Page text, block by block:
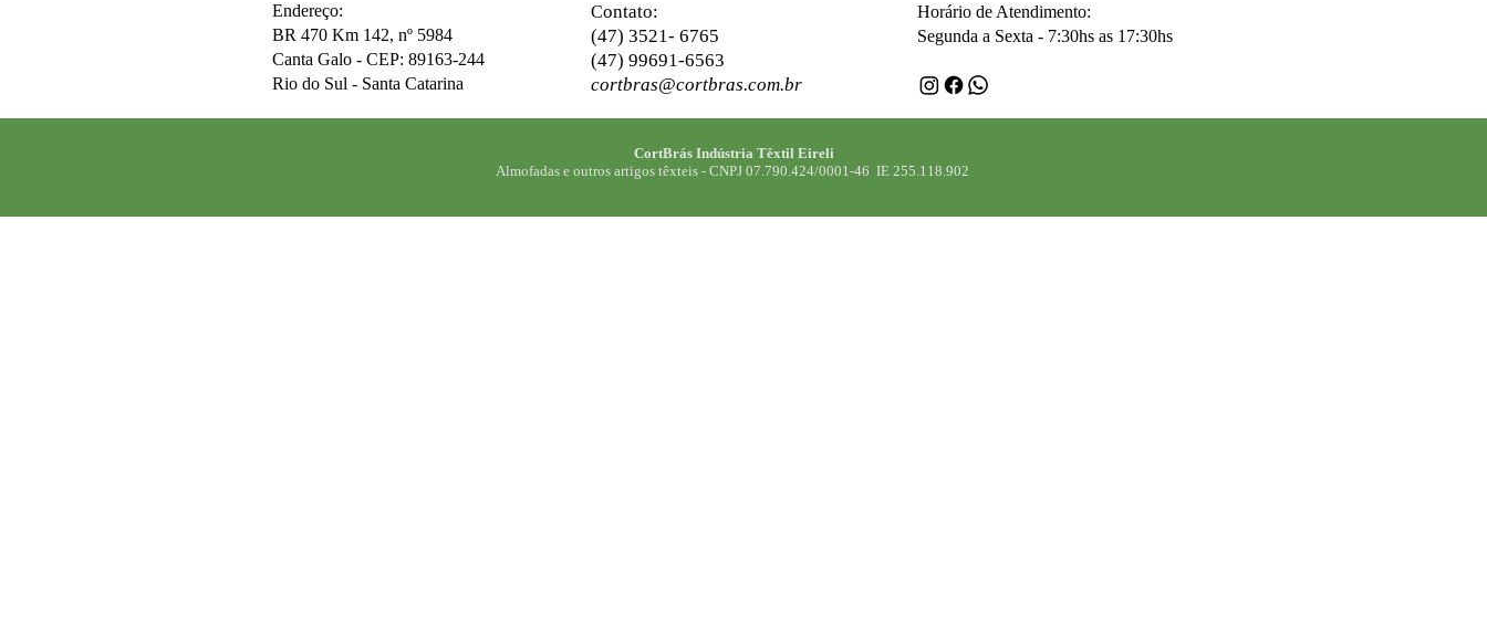
Endereço:
BR 470 Km 142, nº 5984
Canta Galo - CEP: 89163-244
Rio do Sul - Santa Catarina
Contato:
(47) 3521- 6765
(47) 99691-6563
cortbras@cortbras.com.br
Horário de Atendimento:
Segunda a Sexta - 7:30hs as 17:30hs
CortBrás Indústria Têxtil Eireli
Almofadas e outros artigos têxteis - CNPJ 07.790.424/0001-46 IE 255.118.902